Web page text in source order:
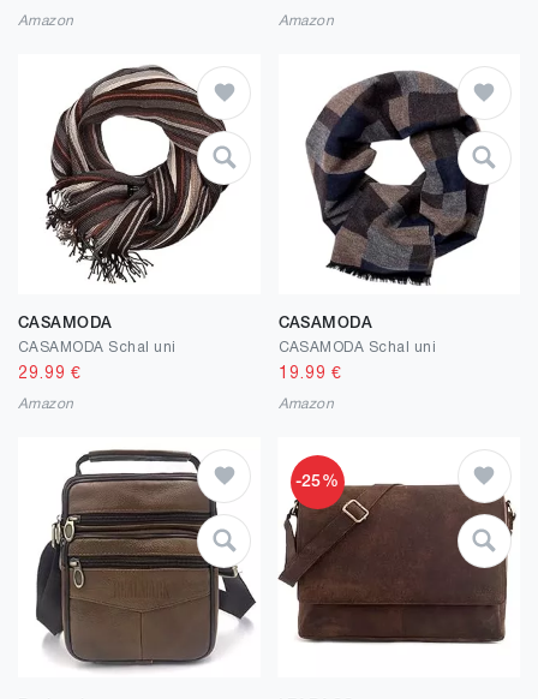
Amazon Amazon
CASAMODA
CASAMODA Schal uni
29.99 €
Amazon
CASAMODA
CASAMODA Schal uni
19.99 €
Amazon
-25%